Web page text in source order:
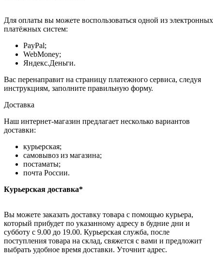
Для оплаты вы можете воспользоваться одной из электронных
платёжных систем:
PayPal;
WebMoney;
Яндекс.Деньги.
Вас перенаправит на страницу платежного сервиса, следуя
инструкциям, заполните правильную форму.
Доставка
Наш интернет-магазин предлагает несколько вариантов
доставки:
курьерская;
самовывоз из магазина;
постаматы;
почта России.
Курьерская доставка*
Вы можете заказать доставку товара с помощью курьера,
который прибудет по указанному адресу в будние дни и
субботу с 9.00 до 19.00. Курьерская служба, после
поступления товара на склад, свяжется с вами и предложит
выбрать удобное время доставки. Уточнит адрес.